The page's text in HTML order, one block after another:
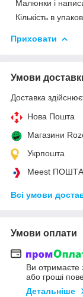
Малюнки і
Кількість в
Приховати
Умови
Доставка
Нова Пошта
Магазини
Укрпошта
Meest ПОШТА
Всі умови
Умови оплати
Ви отримаєте
або гроші
Детальніше